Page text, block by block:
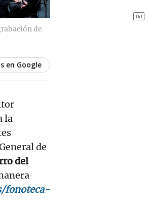
de
en Google
la
de
del
fonoteca-